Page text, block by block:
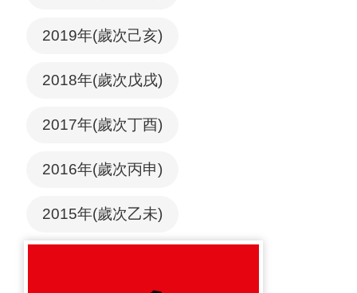
2019年(歲次己亥)
2018年(歲次戊戌)
2017年(歲次丁酉)
2016年(歲次丙申)
2015年(歲次乙未)